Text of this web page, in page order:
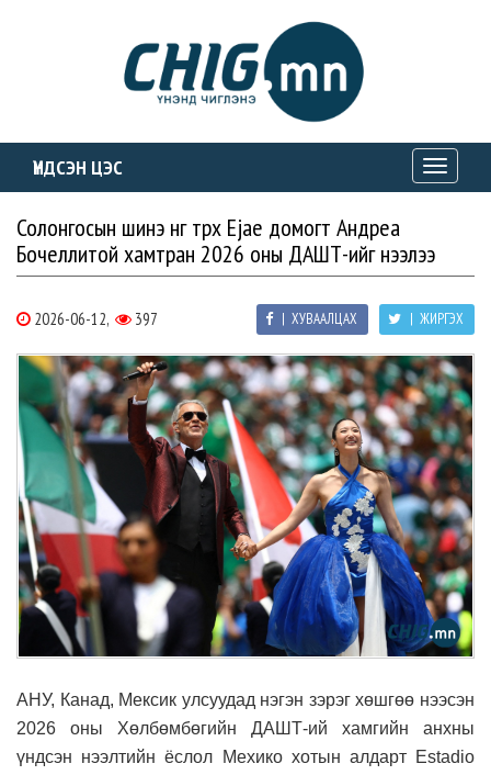
ҮНДСЭН ЦЭС
Toggle
Солонгосын шинэ өнгө төрх Ejae домогт Андреа
Бочеллитой хамтран 2026 оны ДАШТ-ийг нээлээ
2026-06-12, 397 | ЖИРГЭХ
| ХУВААЛЦАХ
АНУ, Канад, Мексик улсуудад нэгэн зэрэг хөшгөө нээсэн
2026 оны Хөлбөмбөгийн ДАШТ-ий хамгийн анхны
үндсэн нээлтийн ёслол Мехико хотын алдарт Estadio